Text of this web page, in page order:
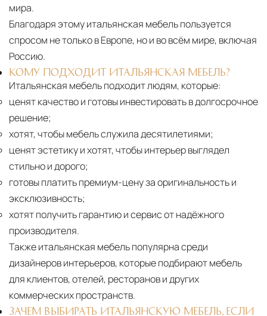
мира.
Благодаря этому итальянская мебель пользуется
спросом не только в Европе, но и во всём мире, включая
Россию.
КОМУ ПОДХОДИТ ИТАЛЬЯНСКАЯ МЕБЕЛЬ?
Итальянская мебель подходит людям, которые:
ценят качество и готовы инвестировать в долгосрочное
решение;
хотят, чтобы мебель служила десятилетиями;
ценят эстетику и хотят, чтобы интерьер выглядел
стильно и дорого;
готовы платить премиум-цену за оригинальность и
эксклюзивность;
хотят получить гарантию и сервис от надёжного
производителя.
Также итальянская мебель популярна среди
дизайнеров интерьеров, которые подбирают мебель
для клиентов, отелей, ресторанов и других
коммерческих пространств.
ЗАЧЕМ ВЫБИРАТЬ ИТАЛЬЯНСКУЮ МЕБЕЛЬ, ЕСЛИ